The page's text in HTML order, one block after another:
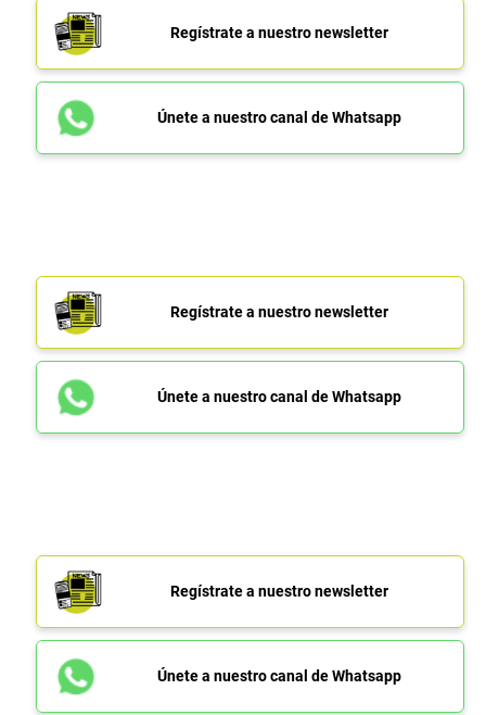
Regístrate a nuestro newsletter
Únete a nuestro canal de Whatsapp
Regístrate a nuestro newsletter
Únete a nuestro canal de Whatsapp
Regístrate a nuestro newsletter
Únete a nuestro canal de Whatsapp